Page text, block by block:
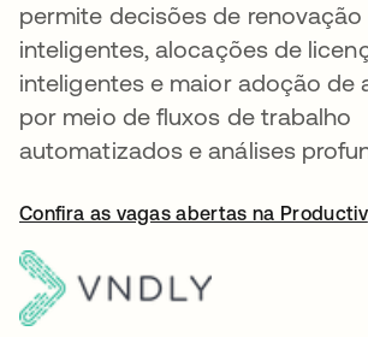
permite decisões de renovação
inteligentes, alocações de
inteligentes e maior adoção de
por meio de fluxos de trabalho
automatizados e análises
Confira as vagas abertas na Productiv